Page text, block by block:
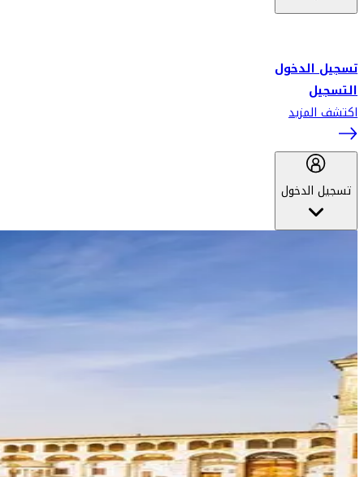
تسجيل الدخول
التسجيل
اكتشف المزيد
تسجيل الدخول